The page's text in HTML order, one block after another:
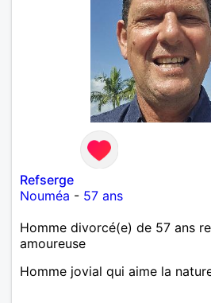
Refserge
Nouméa - 57 ans
Homme divorcé(e) de 57 ans
amoureuse
Homme jovial qui aime la